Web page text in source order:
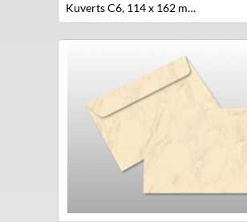
Kuverts C6, 114 x 162 mm, Farbe weiß